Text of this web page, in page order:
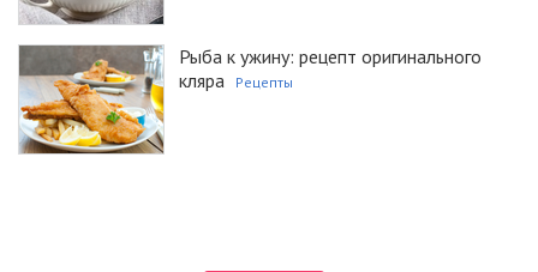
Рыба к ужину: рецепт оригинального
кляра
Рецепты